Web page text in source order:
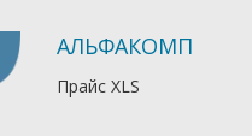
АЛЬФАКОМП
Прайс XLS